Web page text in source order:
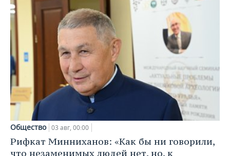
Общество 03 авг, 00:00
Рифкат Минниханов: «Как бы ни говорили,
что незаменимых людей нет, но, к